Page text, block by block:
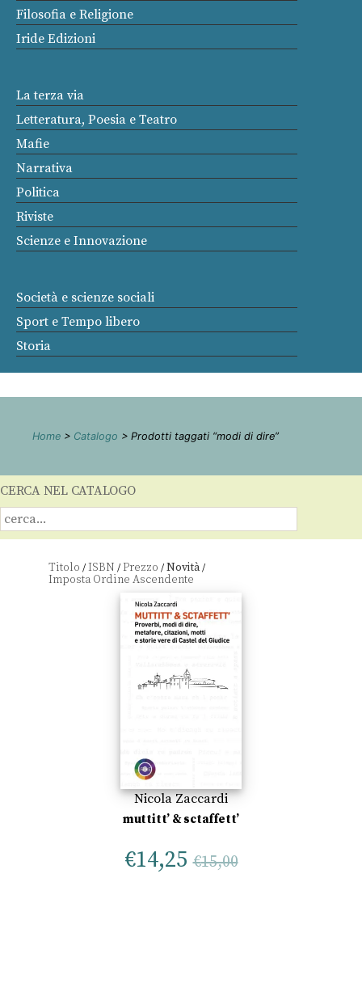
Filosofia e Religione
Iride Edizioni
La terza via
Letteratura, Poesia e Teatro
Mafie
Narrativa
Politica
Riviste
Scienze e Innovazione
Società e scienze sociali
Sport e Tempo libero
Storia
Home > Catalogo > Prodotti taggati “modi di dire”
CERCA NEL CATALOGO
Titolo /ISBN /Prezzo /Novità/
Nicola Zaccardi
muttitt’ & sctaffett’
€14,25 €15,00